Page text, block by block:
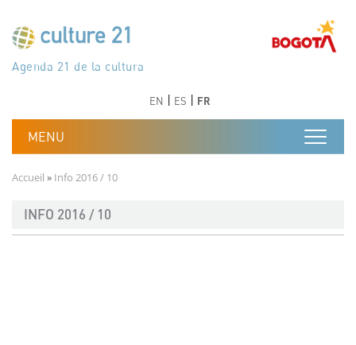
جدول أعمال القرن 21 للثقافة
Програма 21 за културата
Agenda 21 de la cultura
Agjenda 21 për kulturë
Agenda 21 van cultuur
Agenda 21 for culture
Kulturaren Agenda 21
Agenda 21 de la culture
Axenda 21 da cultura
Agenda 21 für Kultur
Agenda 21 della cultura
文化のためのアジェンダ21
دستورکار 21 برای فرهنگ
Agenda 21 dla kultury
Agenda 21 da cultura
Повестка дня 21 для культуры
Agenda 21 za kulturu
Agenda 21 de la cultura
Agenda 21 för kulturen
Kültür için Gündem 21
Порядок денний 21 для культури
EN ES FR
Fil d'Ariane
Accueil Info 2016 / 10
INFO 2016 / 10